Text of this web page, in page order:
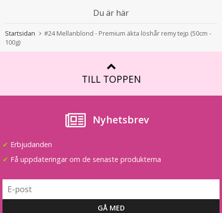
Diadem med rosett
79 kr
Du är här
Startsidan
#24 Mellanblond - Premium äkta löshår remy tejp (50cm -
100g)
TILL TOPPEN
Nyhetsbrev
✔ Erbjudanden
✔ Få uppdateringar om de senaste produkterna